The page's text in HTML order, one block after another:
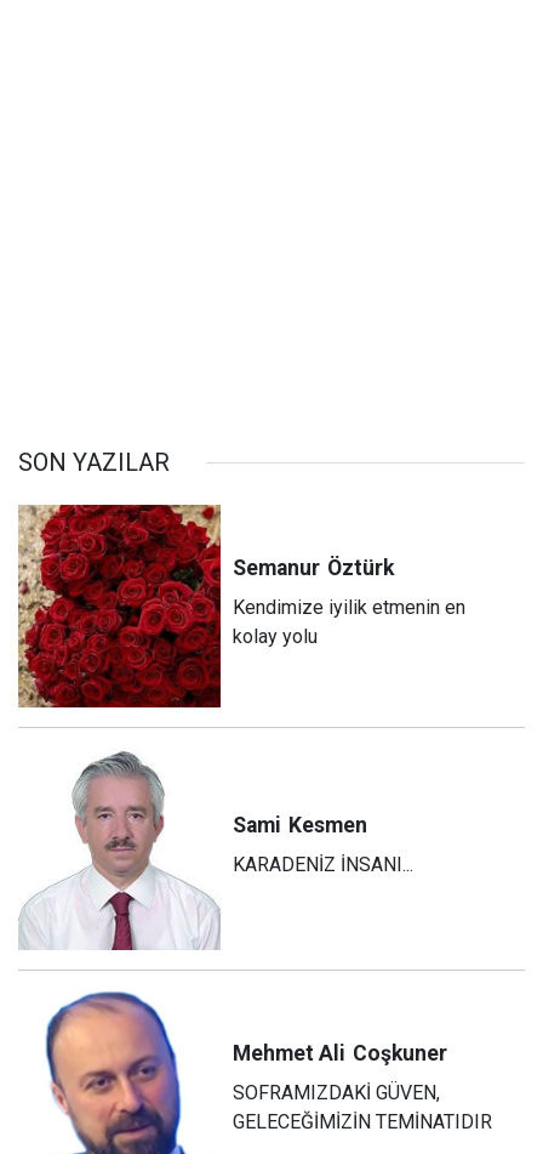
SON YAZILAR
Semanur Öztürk
Kendimize iyilik etmenin en
kolay yolu
Sami Kesmen
KARADENİZ İNSANI...
Mehmet Ali Coşkuner
SOFRAMIZDAKİ GÜVEN,
GELECEĞİMİZİN TEMİNATIDIR